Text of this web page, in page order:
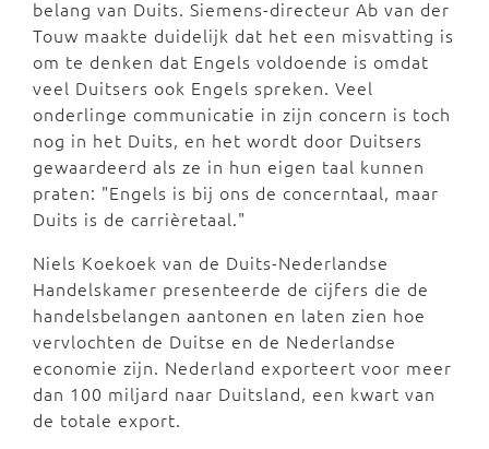
belang van Duits. Siemens-directeur Ab van der
Touw maakte duidelijk dat het een misvatting is
om te denken dat Engels voldoende is omdat
veel Duitsers ook Engels spreken. Veel
onderlinge communicatie in zijn concern is toch
nog in het Duits, en het wordt door Duitsers
gewaardeerd als ze in hun eigen taal kunnen
praten: "Engels is bij ons de concerntaal, maar
Duits is de carrièretaal."
Niels Koekoek van de Duits-Nederlandse
Handelskamer presenteerde de cijfers die de
handelsbelangen aantonen en laten zien hoe
vervlochten de Duitse en de Nederlandse
economie zijn. Nederland exporteert voor meer
dan 100 miljard naar Duitsland, een kwart van
de totale export.